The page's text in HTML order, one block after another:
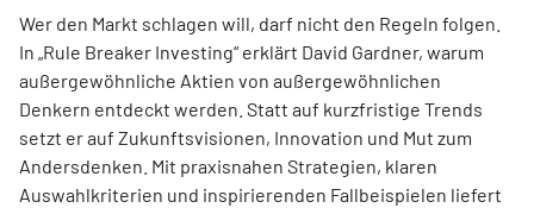
Wer den Markt schlagen will, darf nicht den Regeln folgen.
In „Rule Breaker Investing“ erklärt David Gardner, warum
außergewöhnliche Aktien von außer­gewöhnlichen
Denkern entdeckt werden. Statt auf kurzfristige Trends
setzt er auf Zukunftsvisionen, Innovation und Mut zum
Andersdenken. Mit praxisnahen Strategien, klaren
Auswahlkriterien und inspirierenden Fallbeispielen liefert